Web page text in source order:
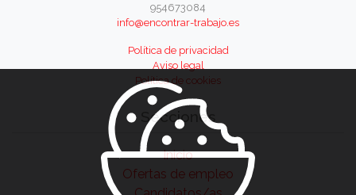
954673084
info@encontrar-trabajo.es
Política de privacidad
Aviso legal
Política de cookies
Secciones
Inicio
Ofertas de empleo